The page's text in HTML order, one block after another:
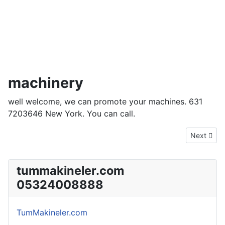
machinery
well welcome, we can promote your machines. 631
7203646 New York. You can call.
Next
Next
tummakineler.com
05324008888
TumMakineler.com